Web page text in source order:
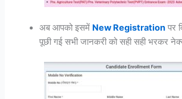
अब आपको इसमें New Registration पर
पूछी गई सभी जानकरी को सही सही भरकर